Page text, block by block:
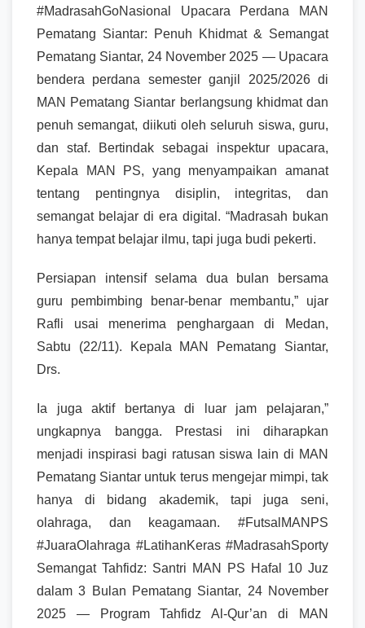
#MadrasahGoNasional Upacara Perdana MAN
Pematang Siantar: Penuh Khidmat & Semangat
Pematang Siantar, 24 November 2025 — Upacara
bendera perdana semester ganjil 2025/2026 di
MAN Pematang Siantar berlangsung khidmat dan
penuh semangat, diikuti oleh seluruh siswa, guru,
dan staf. Bertindak sebagai inspektur upacara,
Kepala MAN PS, yang menyampaikan amanat
tentang pentingnya disiplin, integritas, dan
semangat belajar di era digital. “Madrasah bukan
hanya tempat belajar ilmu, tapi juga budi pekerti.
Persiapan intensif selama dua bulan bersama
guru pembimbing benar-benar membantu,” ujar
Rafli usai menerima penghargaan di Medan,
Sabtu (22/11). Kepala MAN Pematang Siantar,
Drs.
Ia juga aktif bertanya di luar jam pelajaran,”
ungkapnya bangga. Prestasi ini diharapkan
menjadi inspirasi bagi ratusan siswa lain di MAN
Pematang Siantar untuk terus mengejar mimpi, tak
hanya di bidang akademik, tapi juga seni,
olahraga, dan keagamaan. #FutsalMANPS
#JuaraOlahraga #LatihanKeras #MadrasahSporty
Semangat Tahfidz: Santri MAN PS Hafal 10 Juz
dalam 3 Bulan Pematang Siantar, 24 November
2025 — Program Tahfidz Al-Qur’an di MAN